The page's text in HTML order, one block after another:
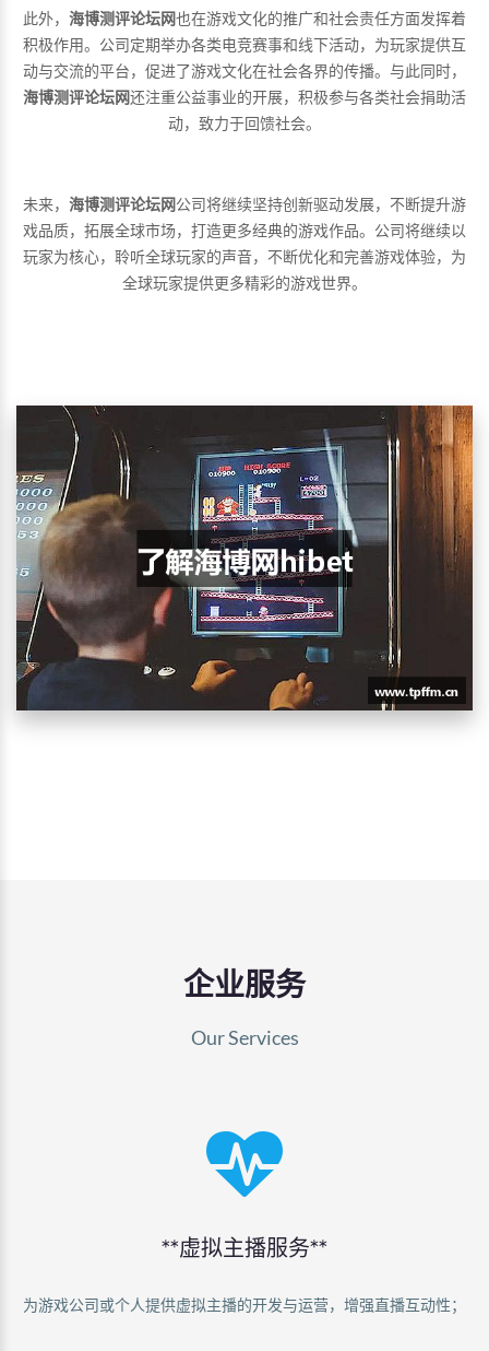
此外， 海博测评论坛网也在游戏文化的推广和社会责任方面发挥着
积极作用。公司定期举办各类电竞赛事和线下活动，为玩家提供互
动与交流的平台，促进了游戏文化在社会各界的传播。与此同时，
海博测评论坛网还注重公益事业的开展，积极参与各类社会捐助活
动，致力于回馈社会。
未来， 海博测评论坛网公司将继续坚持创新驱动发展，不断提升游
戏品质，拓展全球市场，打造更多经典的游戏作品。公司将继续以
玩家为核心，聆听全球玩家的声音，不断优化和完善游戏体验，为
全球玩家提供更多精彩的游戏世界。
企业服务
Our Services
**虚拟主播服务**
为游戏公司或个人提供虚拟主播的开发与运营，增强直播互动性；